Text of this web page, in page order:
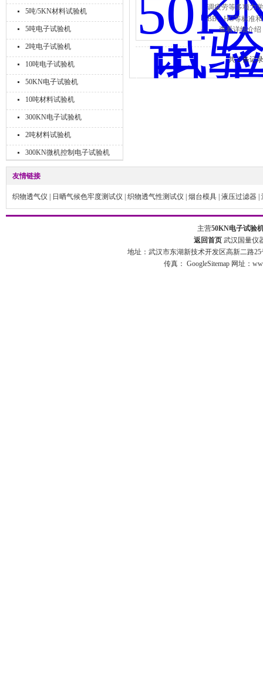
5吨/5KN材料试验机
5吨电子试验机
2吨电子试验机
10吨电子试验机
50KN电子试验机
10吨材料试验机
300KN电子试验机
2吨材料试验机
300KN微机控制电子试验机
调疲劳等多项力
BB、HG等标准
查看详细介绍
共 2 条记
友情链接
织物透气仪 日晒气候色牢度测试仪 织物透气性测试仪 烟台模具 液压过滤器
主营50KN电子试验
返回首页武汉国量仪
地址：武汉市东湖新技术开发区高新二路
传真： GoogleSitemap 网址：